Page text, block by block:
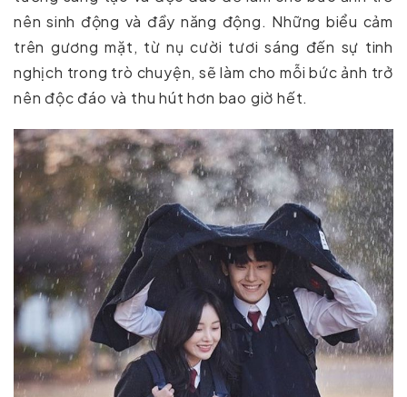
nên sinh động và đầy năng động. Những biểu cảm
trên gương mặt, từ nụ cười tươi sáng đến sự tinh
nghịch trong trò chuyện, sẽ làm cho mỗi bức ảnh trở
nên độc đáo và thu hút hơn bao giờ hết.